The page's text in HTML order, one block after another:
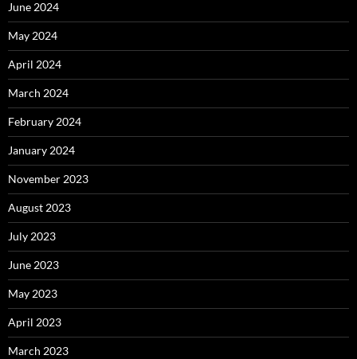
June 2024
May 2024
April 2024
March 2024
February 2024
January 2024
November 2023
August 2023
July 2023
June 2023
May 2023
April 2023
March 2023